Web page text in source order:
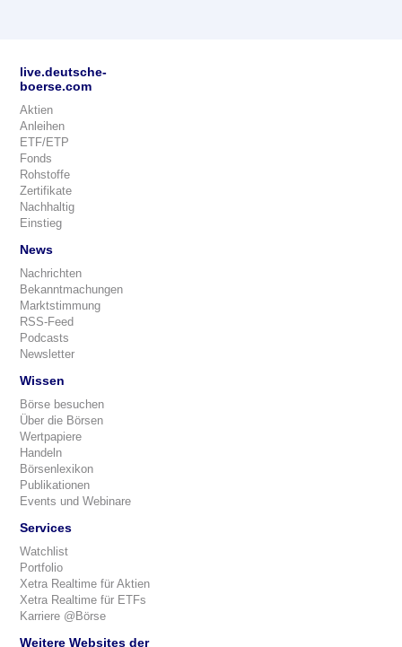
live.deutsche-
boerse.com
Aktien
Anleihen
ETF/ETP
Fonds
Rohstoffe
Zertifikate
Nachhaltig
Einstieg
News
Nachrichten
Bekanntmachungen
Marktstimmung
RSS-Feed
Podcasts
Newsletter
Wissen
Börse besuchen
Über die Börsen
Wertpapiere
Handeln
Börsenlexikon
Publikationen
Events und Webinare
Services
Watchlist
Portfolio
Xetra Realtime für Aktien
Xetra Realtime für ETFs
Karriere @Börse
Weitere Websites der